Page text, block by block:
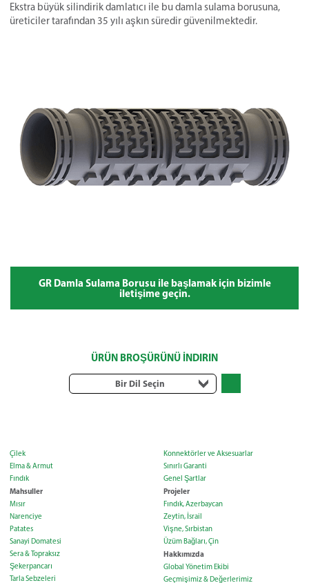
Ekstra büyük silindirik damlatıcı ile bu damla sulama borusuna,
üreticiler tarafından 35 yılı aşkın süredir güvenilmektedir.
GR Damla Sulama Borusu ile başlamak için bizimle
iletişime geçin.
ÜRÜN BROŞÜRÜNÜ İNDIRIN
Bir Dil Seçin
Çilek
Elma & Armut
Fındık
Mahsuller
Mısır
Narenciye
Patates
Sanayi Domatesi
Sera & Topraksız
Şekerpancarı
Tarla Sebzeleri
Konnektörler ve Aksesuarlar
Sınırlı Garanti
Genel Şartlar
Projeler
Fındık, Azerbaycan
Zeytin, İsrail
Vişne, Sırbistan
Üzüm Bağları, Çin
Hakkımızda
Global Yönetim Ekibi
Geçmişimiz & Değerlerimiz